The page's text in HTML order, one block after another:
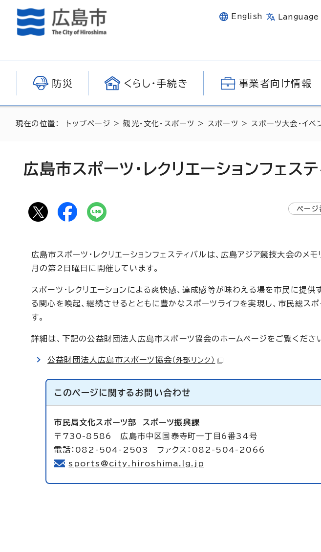
English Language
防災 くらし・手続き 事業者向け情報
現在の位置： トップページ >観光・文化・スポーツ > スポーツ > スポーツ大会・イベ
広島市スポーツ・レクリエーションフェス
ページ
広島市スポーツ・レクリエーションフェスティバルは、広島アジア競技大会のメ
月の第2日曜日に開催しています。
スポーツ・レクリエーションによる爽快感、達成感等が味わえる場を市民に提
る関心を喚起、継続させるとともに豊かなスポーツライフを実現し、市民総ス
す。
詳細は、下記の公益財団法人広島市スポーツ協会のホームページをご覧くださ
公益財団法人広島市スポーツ協会 （外部リンク）
このページに関する お問い合わせ
市民局文化スポーツ部 スポーツ振興課
〒730-8586 広島市中区国泰寺町一丁目6番34号
電話：082-504-2503 ファクス：082-504-2066
sports@city.hiroshima.lg.jp